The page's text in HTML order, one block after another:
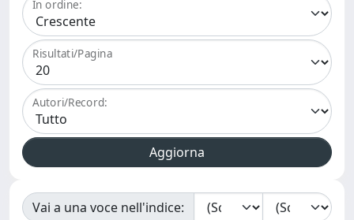
In ordine:
Risultati/Pagina
Autori/Record:
Vai a una voce nell'indice: